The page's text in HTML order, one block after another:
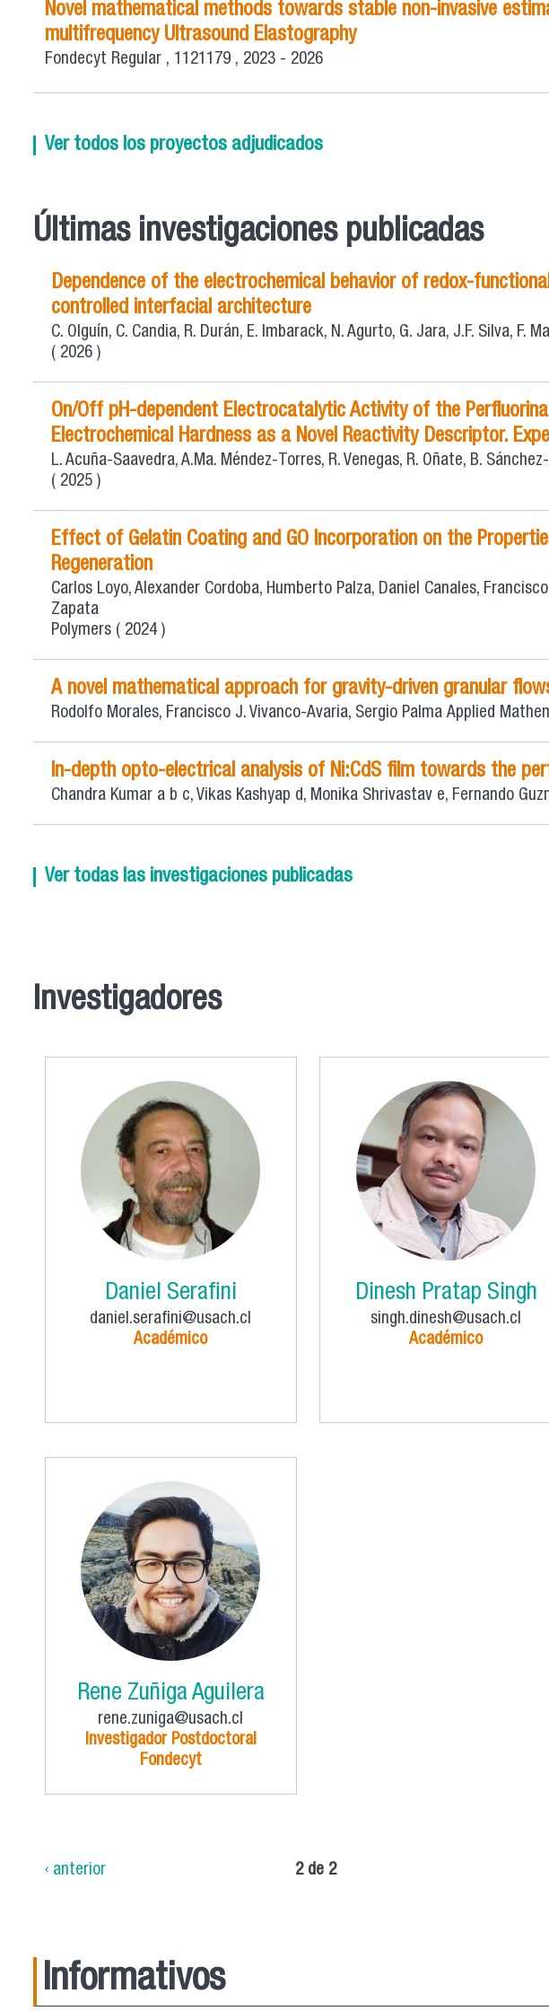
Novel mathematical methods towards stable non-invasive
multifrequency Ultrasound Elastography
Fondecyt Regular , 1121179 , 2023 - 2026
Ver todos los proyectos adjudicados
Últimas investigaciones publicadas
Dependence of the electrochemical behavior of redox-
controlled interfacial architecture
C. Olguín, C. Candia, R. Durán, E. Imbarack, N. Agurto, G. Jara, J.F. Silva, F.
( 2026 )
On/Off pH-dependent Electrocatalytic Activity of the
Electrochemical Hardness as a Novel Reactivity Descriptor.
L. Acuña-Saavedra, A.Ma. Méndez-Torres, R. Venegas, R. Oñate, B.
( 2025 )
Effect of Gelatin Coating and GO Incorporation on the
Regeneration
Carlos Loyo, Alexander Cordoba, Humberto Palza, Daniel Canales,
Zapata
Polymers ( 2024 )
A novel mathematical approach for gravity-driven granular
Rodolfo Morales, Francisco J. Vivanco-Avaria, Sergio Palma Applied
In-depth opto-electrical analysis of Ni:CdS film towards the
Chandra Kumar a b c, Vikas Kashyap d, Monika Shrivastav e, Fernando
Ver todas las investigaciones publicadas
Investigadores
Daniel Serafini
daniel.serafini@usach.cl
Académico
Dinesh Pratap Singh
singh.dinesh@usach.cl
Académico
Rene Zuñiga Aguilera
rene.zuniga@usach.cl
Investigador Postdoctoral
Fondecyt
‹ anterior 2 de 2
Informativos